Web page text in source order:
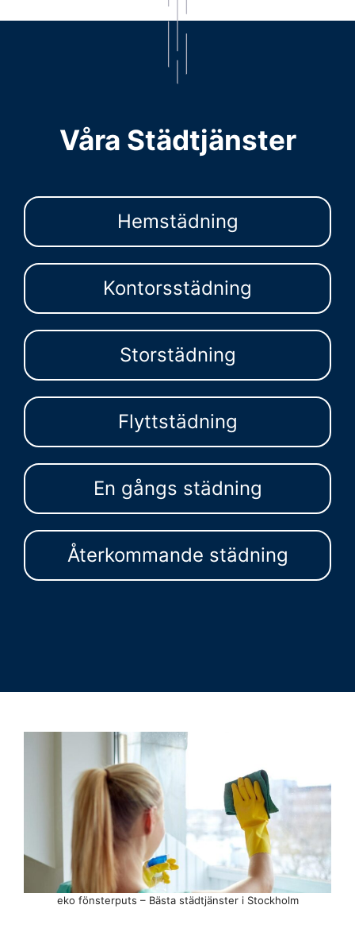
Våra Städtjänster
Hemstädning
Kontorsstädning
Storstädning
Flyttstädning
En gångs städning
Återkommande städning
eko fönsterputs – Bästa städtjänster i Stockholm